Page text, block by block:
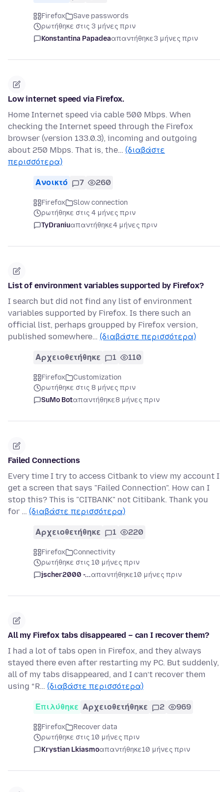
Firefox
Save passwords
ρωτήθηκε στις 3 μήνες πριν
Konstantina Papadeaαπαντήθηκε3 μήνες πριν
Low internet speed via Firefox.
Home Internet speed via cable 500 Mbps. When
checking the Internet speed through the Firefox
browser (version 133.0.3), incoming and outgoing
about 250 Mbps. That is, the… (διαβάστε
περισσότερα)
Ανοικτό 7 260
Firefox
Slow connection
ρωτήθηκε στις 4 μήνες πριν
TyDraniuαπαντήθηκε4 μήνες πριν
List of environment variables supported by Firefox?
I search but did not find any list of environment
variables supported by Firefox. Is there such an
official list, perhaps groupped by Firefox version,
published somewhere… (διαβάστε περισσότερα)
Αρχειοθετήθηκε 1 110
Firefox
Customization
ρωτήθηκε στις 8 μήνες πριν
SuMo Botαπαντήθηκε8 μήνες πριν
Failed Connections
Every time I try to access Citbank to view my account I
get a screen that says "Failed Connection". How can I
stop this? This is "CITBANK" not Citibank. Thank you
for … (διαβάστε περισσότερα)
Αρχειοθετήθηκε 1 220
Firefox
Connectivity
ρωτήθηκε στις 10 μήνες πριν
jscher2000 -...απαντήθηκε10 μήνες πριν
All my Firefox tabs disappeared – can I recover them?
I had a lot of tabs open in Firefox, and they always
stayed there even after restarting my PC. But suddenly,
all of my tabs disappeared, and I can’t recover them
using “R… (διαβάστε περισσότερα)
Επιλύθηκε Αρχειοθετήθηκε 2 969
Firefox
Recover data
ρωτήθηκε στις 10 μήνες πριν
Krystian Lkiasmoαπαντήθηκε10 μήνες πριν